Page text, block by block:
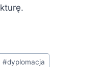
#dyplomacja